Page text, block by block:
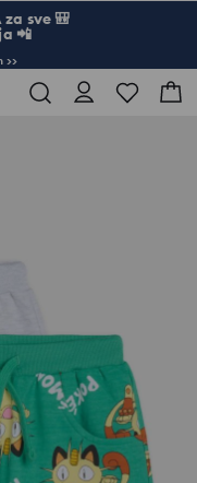
za sve 🎒
📲
>>